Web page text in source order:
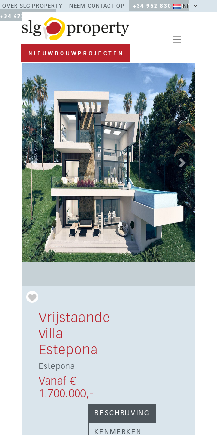
OVER SLG PROPERTY NEEM CONTACT OP
+34 952 830 378 /
+34 677 670 480
NL
Previous Next
Vrijstaande
villa
Estepona
Estepona
Vanaf €
1.700.000,-
BESCHRIJVING
KENMERKEN